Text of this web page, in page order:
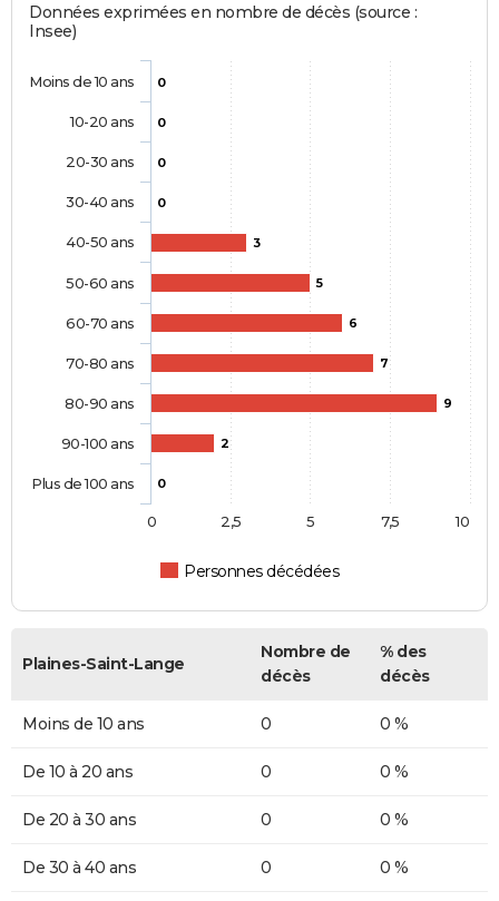
Données exprimées en nombre de décès (source :
Insee)
0
0
0
0
3
5
6
7
9
2
0
Personnes décédées
Moins de 10 ans
10-20 ans
20-30 ans
30-40 ans
40-50 ans
50-60 ans
60-70 ans
70-80 ans
80-90 ans
90-100 ans
Plus de 100 ans
0 10
2,5 5 7,5
Plaines-Saint-Lange
Nombre de
décès
% des
décès
Moins de 10 ans 0 0 %
De 10 à 20 ans 0 0 %
De 20 à 30 ans 0 0 %
De 30 à 40 ans 0 0 %